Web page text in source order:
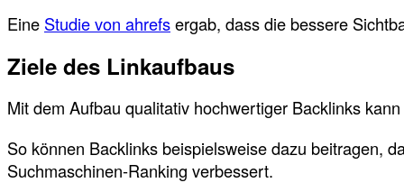
Eine Studie von ahrefsergab, dass die bessere
Ziele des Linkaufbaus
Mit dem Aufbau qualitativ hochwertiger Backlinks
So können Backlinks beispielsweise dazu beitragen,
Suchmaschinen-Ranking verbessert.